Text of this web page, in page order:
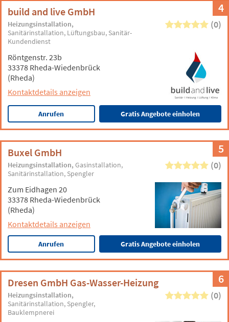
4
build and live GmbH
Heizungsinstallation
Sanitärinstallation Lüftungsbau Sanitär-
Kundendienst
(0)
Röntgenstr. 23b
33378 Rheda-Wiedenbrück
(Rheda)
Kontaktdetails anzeigen
Anrufen Gratis Angebote einholen
5
Buxel GmbH
Heizungsinstallation Gasinstallation
Sanitärinstallation Spengler
(0)
Zum Eidhagen 20
33378 Rheda-Wiedenbrück
(Rheda)
Kontaktdetails anzeigen
Anrufen Gratis Angebote einholen
6
Dresen GmbH Gas-Wasser-Heizung
Heizungsinstallation
Sanitärinstallation Spengler
Bauklempnerei
(0)